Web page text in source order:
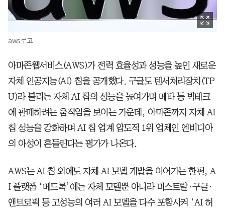
aws로고
아마존웹서비스(AWS)가 전력 효율성과 성능을 높인 새로운
자체 인공지능(AI) 칩을 공개했다. 구글도 텐서처리장치(TP
U)라 불리는 자체 AI 칩의 성능을 높여가며 메타 등 빅테크
에 판매하려는 움직임을 보이는 가운데, 아마존까지 자체 AI
칩 성능을 강화하며 AI 칩 업계 압도적 1위 업체인 엔비디아
의 아성이 흔들린다는 평가가 나온다.
AWS는 AI 칩 외에도 자체 AI 모델 개발을 이어가는 한편, A
I 플랫폼 ‘베드록’에는 자체 모델뿐 아니라 미스트랄·구글·
앤트로픽 등 고성능의 여러 AI 모델을 다수 포함시켜 ‘AI 허